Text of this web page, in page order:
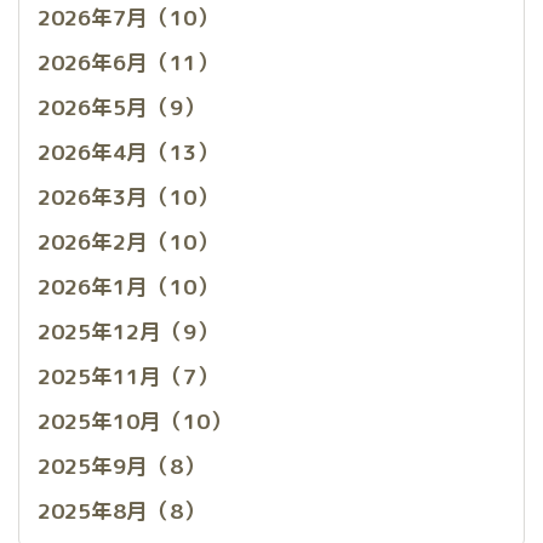
2026年7月（10）
2026年6月（11）
2026年5月（9）
2026年4月（13）
2026年3月（10）
2026年2月（10）
2026年1月（10）
2025年12月（9）
2025年11月（7）
2025年10月（10）
2025年9月（8）
2025年8月（8）